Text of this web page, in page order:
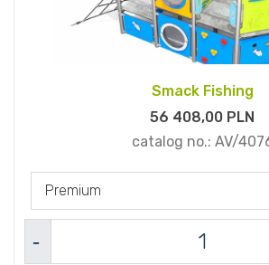
Smack Fishing
56 408,00 PLN
catalog no.: AV/
Premium